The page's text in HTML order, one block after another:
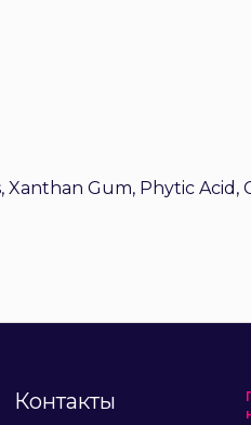
Xanthan Gum, Phytic Acid,
Контакты